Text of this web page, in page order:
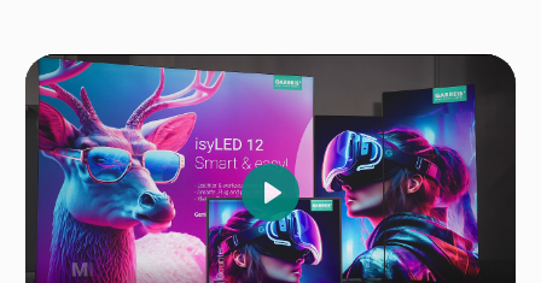
Play